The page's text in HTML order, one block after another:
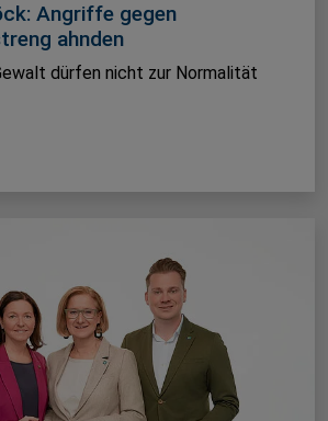
Angriffe gegen
ahnden
dürfen nicht zur Normalität